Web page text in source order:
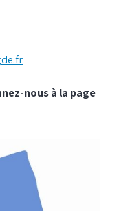
nous à la page